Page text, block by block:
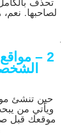
تحذف
لصاحبها. نعم،
.
2 –
حين تنشئ
ويأتي من
موقعك قبل